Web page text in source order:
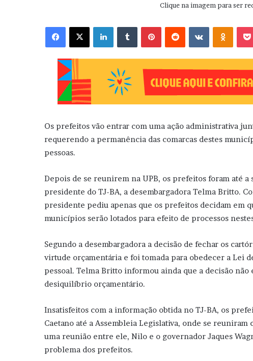
Clique na imagem para ser
Facebook X Linkedin VK OK
Os prefeitos vão entrar com uma ação administrativa
requerendo a permanência das comarcas destes
pessoas.
Depois de se reunirem na UPB, os prefeitos foram até a
presidente do TJ-BA, a desembargadora Telma Britto.
presidente pediu apenas que os prefeitos decidam em
municípios serão lotados para efeito de processos
Segundo a desembargadora a decisão de fechar os
virtude orçamentária e foi tomada para obedecer a Lei
pessoal. Telma Britto informou ainda que a decisão
desiquilíbrio orçamentário.
Insatisfeitos com a informação obtida no TJ-BA, os
Caetano até a Assembleia Legislativa, onde se
uma reunião entre ele, Nilo e o governador Jaques
problema dos prefeitos.